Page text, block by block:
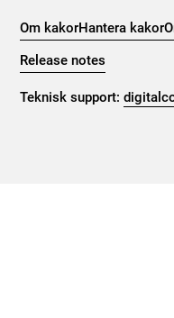
Om kakorHantera kakor
Release notes
Teknisk support: